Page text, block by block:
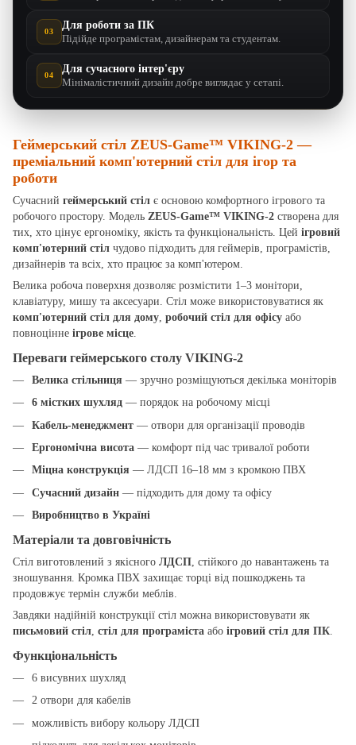
03
Для роботи за ПК
Підійде програмістам, дизайнерам та студентам.
04
Для сучасного інтер'єру
Мінімалістичний дизайн добре виглядає у сетапі.
Геймерський стіл ZEUS-Game™ VIKING-2 —
преміальний комп'ютерний стіл для ігор та
роботи
Сучасний геймерський стіл є основою комфортного ігрового та
робочого простору. Модель ZEUS-Game™ VIKING-2 створена для
тих, хто цінує ергономіку, якість та функціональність. Цей ігровий
комп'ютерний стіл чудово підходить для геймерів, програмістів,
дизайнерів та всіх, хто працює за комп'ютером.
Велика робоча поверхня дозволяє розмістити 1–3 монітори,
клавіатуру, мишу та аксесуари. Стіл може використовуватися як
комп'ютерний стіл для дому робочий стіл для офісу або
повноцінне ігрове місце
Переваги геймерського столу VIKING-2
Велика стільниця — зручно розміщуються декілька моніторів
6 містких шухляд — порядок на робочому місці
Кабель-менеджмент — отвори для організації проводів
Ергономічна висота — комфорт під час тривалої роботи
Міцна конструкція — ЛДСП 16–18 мм з кромкою ПВХ
Сучасний дизайн — підходить для дому та офісу
Виробництво в Україні
Матеріали та довговічність
Стіл виготовлений з якісного ЛДСП , стійкого до навантажень та
зношування. Кромка ПВХ захищає торці від пошкоджень та
продовжує термін служби меблів.
Завдяки надійній конструкції стіл можна використовувати як
письмовий стіл стіл для програміста або ігровий стіл для ПК
Функціональність
6 висувних шухляд
2 отвори для кабелів
можливість вибору кольору ЛДСП